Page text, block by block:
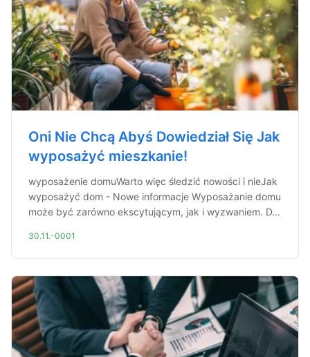
Oni Nie Chcą Abyś Dowiedział Się Jak
wyposażyć mieszkanie!
wyposażenie domuWarto więc śledzić nowości i nieJak
wyposażyć dom - Nowe informacje Wyposażanie domu
może być zarówno ekscytującym, jak i wyzwaniem. D...
30.11.-0001